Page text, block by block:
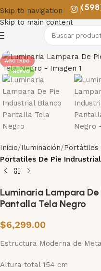
Skip to navigation
Skip to main content
AGOTADO
NUEVO
Inicio Iluminación Portátiles
Portatiles De Pie Indrustrial
Luminaria Lampara
Pantalla Tela Negro
$6,299.00
Estructura Moderna de
Altura total 154 cm